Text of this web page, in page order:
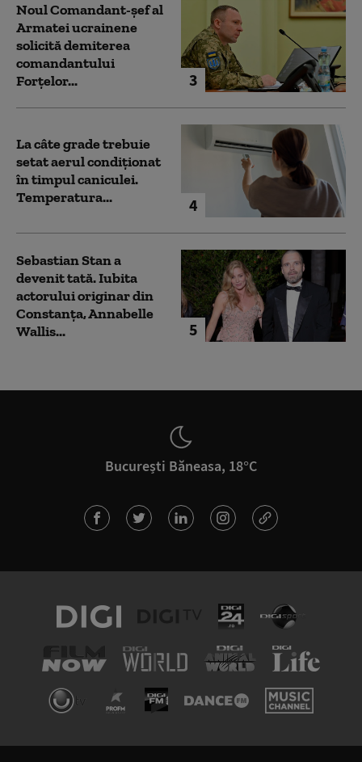
3
Noul Comandant-șef al
Armatei ucrainene
solicită demiterea
comandantului
Forțelor...
4
La câte grade trebuie
setat aerul condiționat
în timpul caniculei.
Temperatura...
5
Sebastian Stan a
devenit tată. Iubita
actorului originar din
Constanța, Annabelle
Wallis...
București Băneasa, 18°C